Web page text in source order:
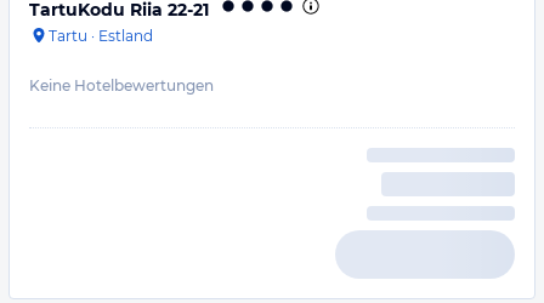
TartuKodu Riia 22-21
Tartu · Estland
Keine Hotelbewertungen